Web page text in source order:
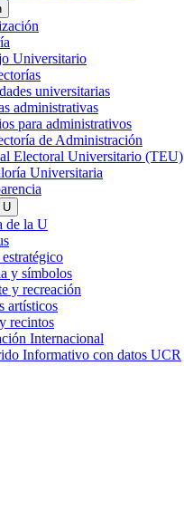
Universitario
universitarias
administrativas
para administrativos
de Administración
Electoral Universitario (TEU)
Universitaria
U
de la U
y símbolos
y recreación
artísticos
recintos
Internacional
Informativo con datos UCR